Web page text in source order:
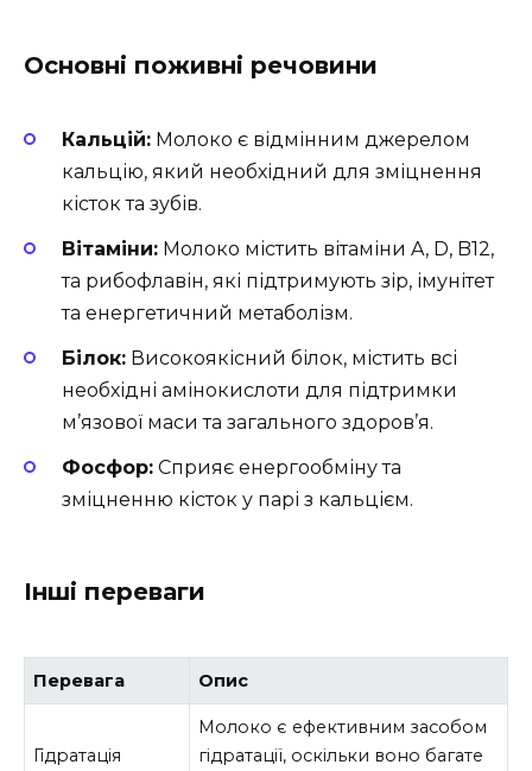
Основні поживні речовини
Кальцій: Молоко є відмінним джерелом
кальцію, який необхідний для зміцнення
кісток та зубів.
Вітаміни: Молоко містить вітаміни A, D, B12,
та рибофлавін, які підтримують зір, імунітет
та енергетичний метаболізм.
Білок: Високоякісний білок, містить всі
необхідні амінокислоти для підтримки
м’язової маси та загального здоров’я.
Фосфор: Сприяє енергообміну та
зміцненню кісток у парі з кальцієм.
Інші переваги
Перевага Опис
Гідратація
Молоко є ефективним засобом
гідратації, оскільки воно багате